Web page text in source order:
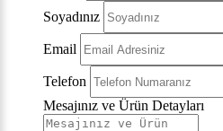
Soyadınız
Email
Telefon
Mesajınız ve Ürün Detayları